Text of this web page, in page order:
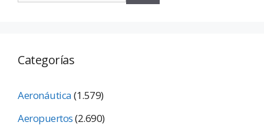
Categorías
Aeronáutica(1.579)
Aeropuertos(2.690)